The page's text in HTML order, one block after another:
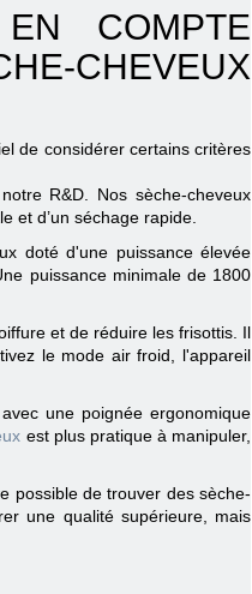
COMPTE
CHEVEUX
de considérer certains critères
R&D. Nos sèche-cheveux
et d’un séchage rapide.
doté d'une puissance élevée
puissance minimale de 1800
et de réduire les frisottis. Il
le mode air froid, l'appareil
une poignée ergonomique
est plus pratique à manipuler,
possible de trouver des sèche-
une qualité supérieure, mais